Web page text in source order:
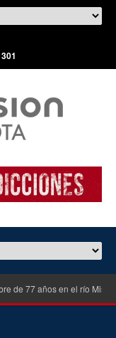
de 77 años en el río